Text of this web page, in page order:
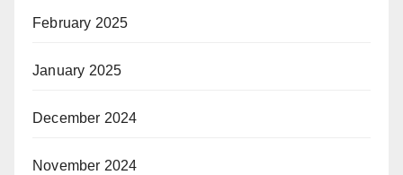
February 2025
January 2025
December 2024
November 2024